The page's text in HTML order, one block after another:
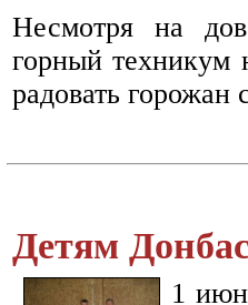
Несмотря на
горный техникум
радовать горожан
Детям
1